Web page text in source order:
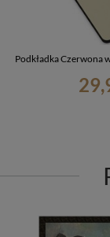
Podkładka Czerwona